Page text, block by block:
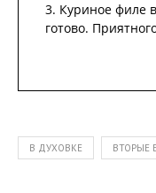
Куриное филе
готово.
В ДУХОВКЕ ВТОРЫЕ